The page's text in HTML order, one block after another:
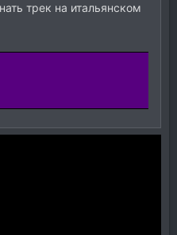
трек на итальянском